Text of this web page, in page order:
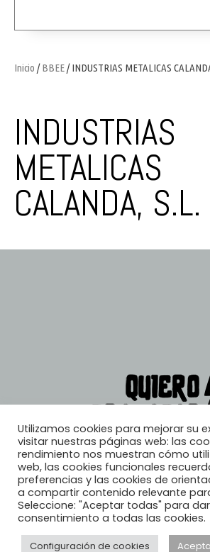
Inicio /BBEE/ INDUSTRIAS METALICAS
INDUSTRIAS
METALICAS
CALANDA, S.L.
© 2026, Quiero Trabajar
Utilizamos cookies para mejorar su
visitar nuestras páginas web: las
rendimiento nos muestran cómo
web, las cookies funcionales
preferencias y las cookies de
a compartir contenido relevante
Seleccione: "Aceptar todas" para
consentimiento a todas las cookies.
Configuración de cookies